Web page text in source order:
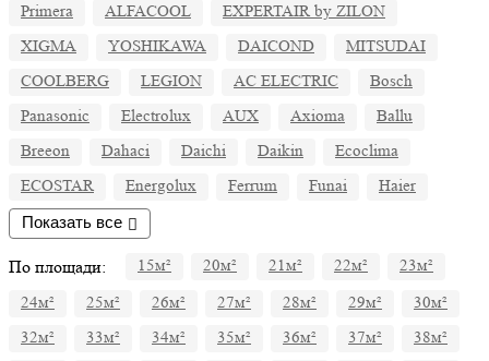
Primera
ALFACOOL
EXPERTAIR by ZILON
XIGMA
YOSHIKAWA DAICOND
MITSUDAI
СOOLBERG
LEGION AC ELECTRIC
Bosch
Panasonic
Electrolux AUX Axioma
Ballu
Breeon
Dahaci Daichi Daikin
Ecoclima
ECOSTAR
Energolux Ferrum Funai Haier
Показать все
По площади: 15м² 20м² 21м² 22м²
23м²
24м²
25м² 26м² 27м² 28м² 29м²
30м²
32м²
33м² 34м² 35м² 36м² 37м²
38м²